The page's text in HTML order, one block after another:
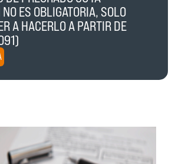
ES OBLIGATORIA, SOLO
A HACERLO A PARTIR DE